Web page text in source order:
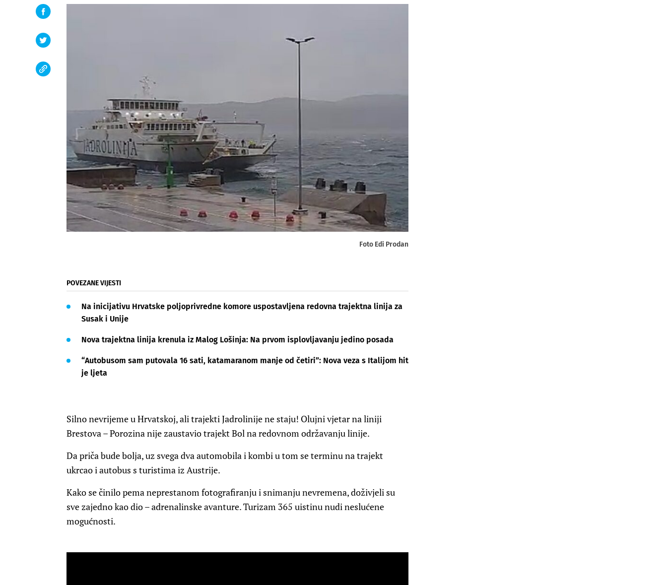
Foto Edi Prodan
POVEZANE VIJESTI
Na inicijativu Hrvatske poljoprivredne komore uspostavljena redovna trajektna linija za
Susak i Unije
Nova trajektna linija krenula iz Malog Lošinja: Na prvom isplovljavanju jedino posada
“Autobusom sam putovala 16 sati, katamaranom manje od četiri”: Nova veza s Italijom hit
je ljeta
Silno nevrijeme u Hrvatskoj, ali trajekti Jadrolinije ne staju! Olujni vjetar na liniji
Brestova – Porozina nije zaustavio trajekt Bol na redovnom održavanju linije.
Da priča bude bolja, uz svega dva automobila i kombi u tom se terminu na trajekt
ukrcao i autobus s turistima iz Austrije.
Kako se činilo pema neprestanom fotografiranju i snimanju nevremena, doživjeli su
sve zajedno kao dio – adrenalinske avanture. Turizam 365 uistinu nudi neslućene
mogućnosti.